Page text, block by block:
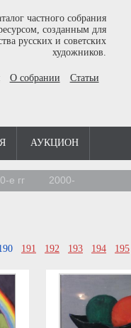
частного собрания
созданным для
русских и советских
художников.
О собрании Статьи
АУКЦИОН
е гг 2000-
191 192 193 194 195